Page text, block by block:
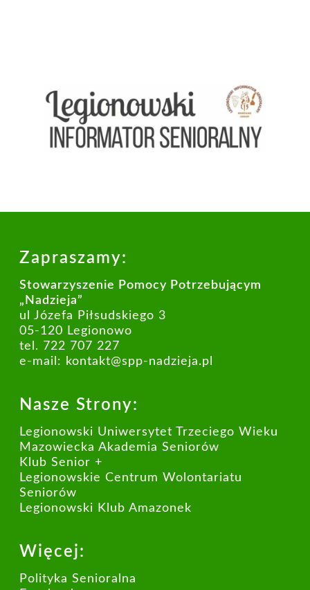
Zapraszamy:
Stowarzyszenie Pomocy Potrzebującym
„Nadzieja”
ul Józefa Piłsudskiego 3
05-120 Legionowo
tel. 722 707 227
e-mail: kontakt@spp-nadzieja.pl
Nasze Strony:
Legionowski Uniwersytet Trzeciego Wieku
Mazowiecka Akademia Seniorów
Klub Senior +
Legionowskie Centrum Wolontariatu
Seniorów
Legionowski Klub Amazonek
Więcej:
Polityka Senioralna